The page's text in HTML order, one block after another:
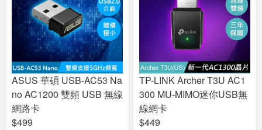
ASUS 華碩 USB-AC53 Na
no AC1200 雙頻 USB 無線
網路卡
$499
TP-LINK Archer T3U AC1
300 MU-MIMO迷你USB無
線網卡
$449